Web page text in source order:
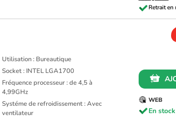
Utilisation : Bureautique
Socket : INTEL LGA1700
Fréquence processeur : de 4,5 à
4,99GHz
Systéme de refroidissement : Avec
ventilateur
WEB
En stock